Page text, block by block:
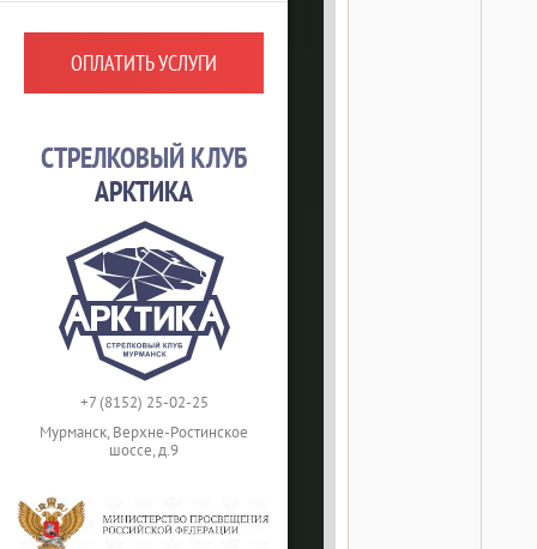
ОПЛАТИТЬ УСЛУГИ
СТРЕЛКОВЫЙ КЛУБ
АРКТИКА
+7 (8152) 25-02-25
Мурманск, Верхне-Ростинское
шоссе, д.9